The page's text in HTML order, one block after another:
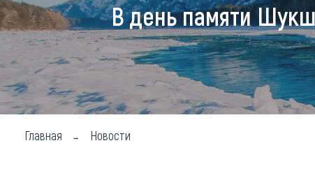
Туры Где
В день памяти
Главная Новости